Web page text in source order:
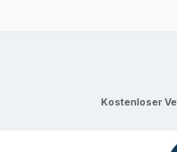
Kostenloser